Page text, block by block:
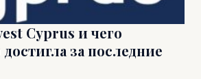
Cyprus и чего
за последние